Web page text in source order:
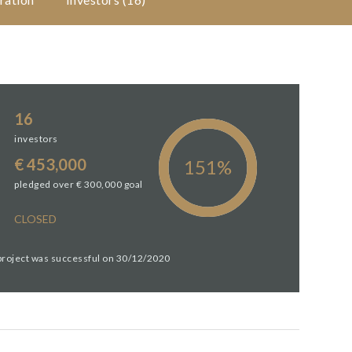
16
investors
€ 453,000
pledged over € 300,000 goal
CLOSED
was successful on 30/12/2020